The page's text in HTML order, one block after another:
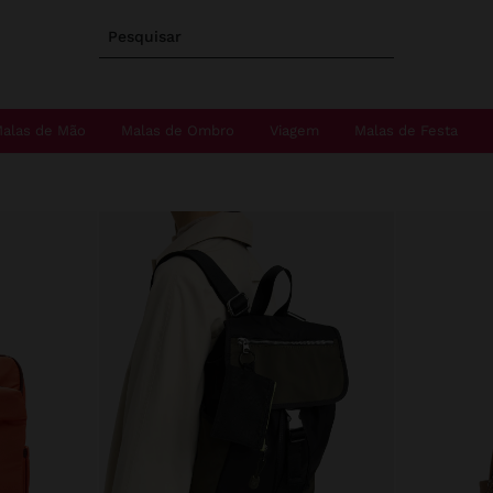
Pesquisar
de Mão Malas de Ombro Viagem Malas de Festa